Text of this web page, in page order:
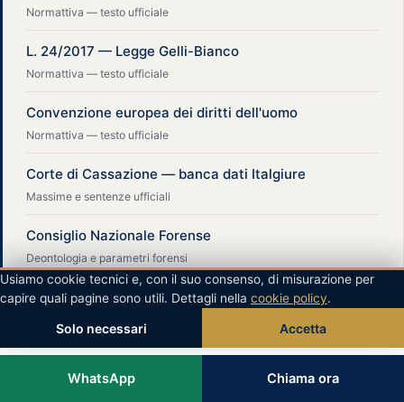
Normattiva — testo ufficiale
L. 24/2017 — Legge Gelli-Bianco
Normattiva — testo ufficiale
Convenzione europea dei diritti dell'uomo
Normattiva — testo ufficiale
Corte di Cassazione — banca dati Italgiure
Massime e sentenze ufficiali
Consiglio Nazionale Forense
Deontologia e parametri forensi
Scrivi su WhatsApp — risposta anche di notte
WhatsApp Chiama ora
Usiamo cookie tecnici e, con il suo consenso, di misurazione per
capire quali pagine sono utili. Dettagli nella cookie policy.
Solo necessari Accetta